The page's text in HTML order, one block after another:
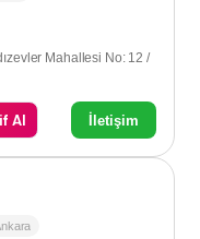
Mahallesi No: 12 /
Al İletişim